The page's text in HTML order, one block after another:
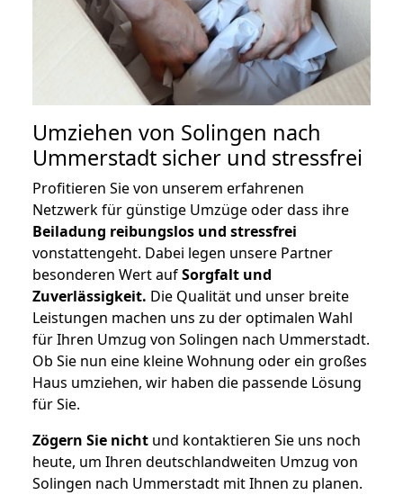
Umziehen von Solingen nach
Ummerstadt sicher und stressfrei
Profitieren Sie von unserem erfahrenen
Netzwerk für günstige Umzüge oder dass ihre
Beiladung reibungslos und stressfrei
vonstattengeht. Dabei legen unsere Partner
besonderen Wert aufSorgfalt und
Zuverlässigkeit. Die Qualität und unser breite
Leistungen machen uns zu der optimalen Wahl
für Ihren Umzug von Solingen nach Ummerstadt.
Ob Sie nun eine kleine Wohnung oder ein großes
Haus umziehen, wir haben die passende Lösung
für Sie.
Zögern Sie nicht und kontaktieren Sie uns noch
heute, um Ihren deutschlandweiten Umzug von
Solingen nach Ummerstadt mit Ihnen zu planen.